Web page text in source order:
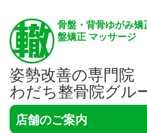
骨盤・背骨ゆがみ
盤矯正 マッサージ
姿勢改善の専門院
わだち整骨院グル
店舗のご案内